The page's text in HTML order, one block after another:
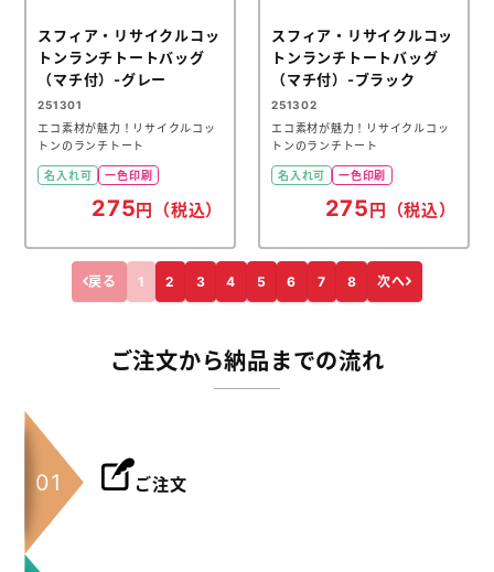
スフィア・リサイクルコッ
トンランチトートバッグ
（マチ付）-グレー
251301
エコ素材が魅力！リサイクルコッ
トンのランチトート
名入れ可 一色印刷
275円（税込）
スフィア・リサイクルコッ
トンランチトートバッグ
（マチ付）-ブラック
251302
エコ素材が魅力！リサイクルコッ
トンのランチトート
名入れ可 一色印刷
275円（税込）
戻る 1 2 3 4 5 6 7 8 次へ
ご注文から納品までの流れ
ご注文